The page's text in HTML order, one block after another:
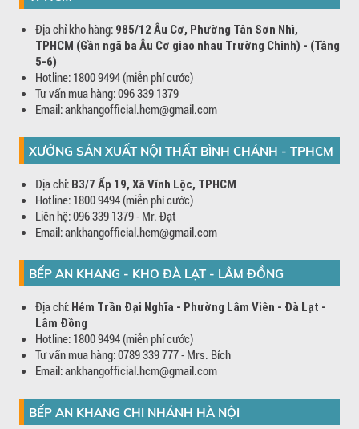
Địa chỉ kho hàng: 985/12 Âu Cơ, Phường Tân Sơn Nhì,
TPHCM (Gần ngã ba Âu Cơ giao nhau Trường Chinh) - (Tầng
5-6)
Hotline: 1800 9494 (miễn phí cước)
Tư vấn mua hàng: 096 339 1379
Email: ankhangofficial.hcm@gmail.com
XƯỞNG SẢN XUẤT NỘI THẤT BÌNH CHÁNH - TPHCM
Địa chỉ: B3/7 Ấp 19, Xã Vĩnh Lộc, TPHCM
Hotline: 1800 9494 (miễn phí cước)
Liên hệ: 096 339 1379 - Mr. Đạt
Email: ankhangofficial.hcm@gmail.com
BẾP AN KHANG - KHO ĐÀ LẠT - LÂM ĐỒNG
Địa chỉ: Hẻm Trần Đại Nghĩa - Phường Lâm Viên - Đà Lạt -
Lâm Đồng
Hotline: 1800 9494 (miễn phí cước)
Tư vấn mua hàng: 0789 339 777 - Mrs. Bích
Email: ankhangofficial.hcm@gmail.com
BẾP AN KHANG CHI NHÁNH HÀ NỘI